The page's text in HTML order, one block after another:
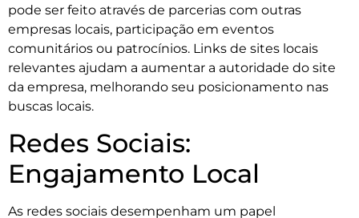
pode ser feito através de parcerias com outras
empresas locais, participação em eventos
comunitários ou patrocínios. Links de sites locais
relevantes ajudam a aumentar a autoridade do site
da empresa, melhorando seu posicionamento nas
buscas locais.
Redes Sociais:
Engajamento Local
As redes sociais desempenham um papel